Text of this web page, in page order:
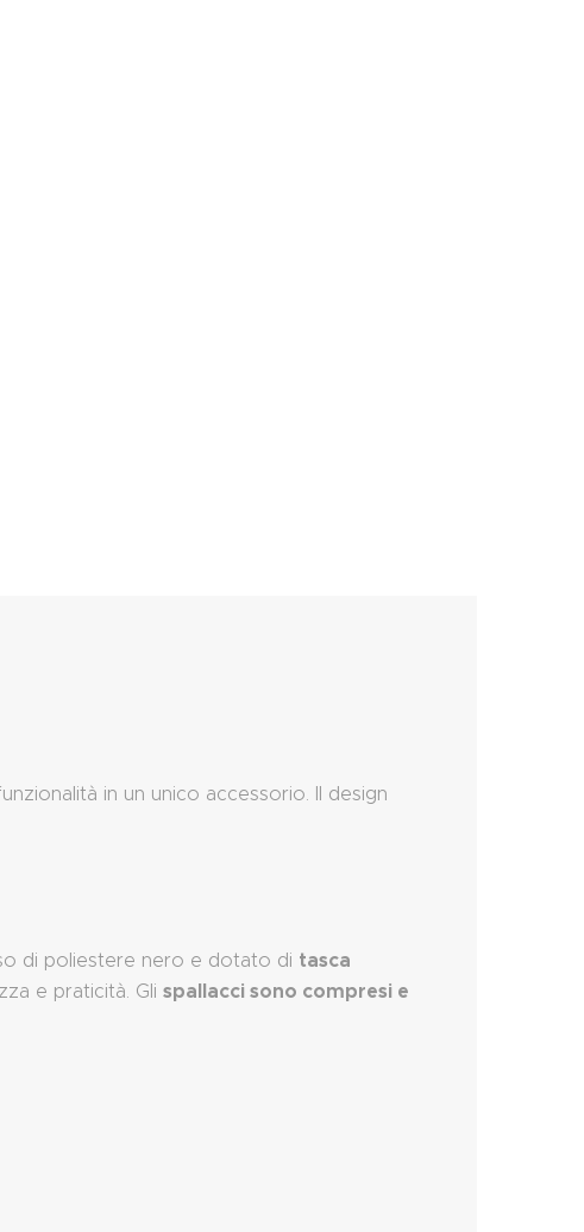
in un unico accessorio. Il design
di poliestere nero e dotato di tasca
e praticità. Glispallacci sono compresi e